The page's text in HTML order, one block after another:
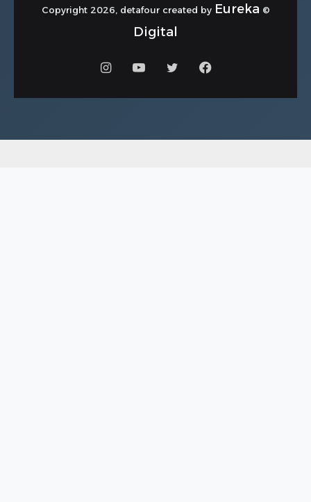
© Copyright 2026, detafour created by
Eureka
Digital
فيسبوكتويتر يوتيوبانستقرام